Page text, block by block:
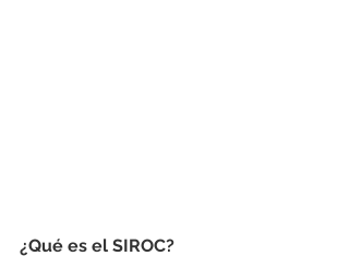
¿Qué es el SIROC?